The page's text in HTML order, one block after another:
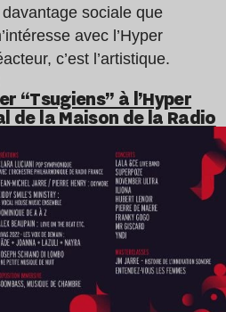
sociale que
avec l’Hyper
c’est l’artistique.
“Tsugiens” à l’Hyper
de la Maison de la Radio